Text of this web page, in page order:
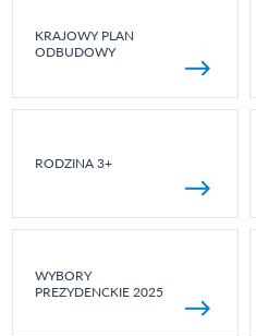
KRAJOWY PLAN
ODBUDOWY
RODZINA 3+
WYBORY
PREZYDENCKIE 2025